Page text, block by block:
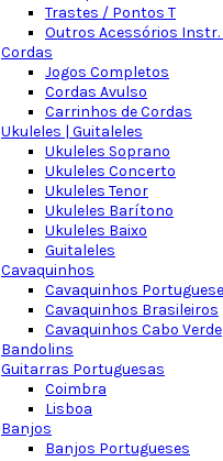
Trastes / Pontos T
Outros Acessórios Instr.
Cordas
Jogos Completos
Cordas Avulso
Carrinhos de Cordas
Ukuleles | Guitaleles
Ukuleles Soprano
Ukuleles Concerto
Ukuleles Tenor
Ukuleles Barítono
Ukuleles Baixo
Guitaleles
Cavaquinhos
Cavaquinhos
Cavaquinhos Brasileiros
Cavaquinhos Cabo Verde
Bandolins
Guitarras Portuguesas
Coimbra
Lisboa
Banjos
Banjos Portugueses